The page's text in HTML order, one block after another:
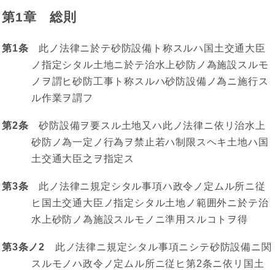
第1章 総則
第1条 此ノ法律ニ於テ砂防設備ト称スルハ国土交通大臣
ノ指定シタル土地ニ於テ治水上砂防ノ為施設スルモ
ノヲ謂ヒ砂防工事ト称スルハ砂防設備ノ為ニ施行ス
ル作業ヲ謂フ
第2条 砂防設備ヲ要スル土地又ハ此ノ法律ニ依リ治水上
砂防ノ為一定ノ行為ヲ禁止若ハ制限スヘキ土地ハ国
土交通大臣之ヲ指定ス
第3条 此ノ法律ニ規定シタル事項ハ政令ノ定ムル所ニ従
ヒ国土交通大臣ノ指定シタル土地ノ範囲外ニ於テ治
水上砂防ノ為施設スルモノニ準用スルコトヲ得
第3条ノ2 此ノ法律ニ規定シタル事項ニシテ砂防設備ニ関
スルモノハ政令ノ定ムル所ニ従ヒ第2条ニ依リ国土